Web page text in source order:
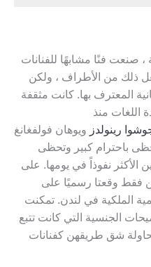
، صنعت فنًا مشابهًا للفنانات
ذلك من الأطراف ، ولكن
المعترف بها. كانت مثقفة
اللغات منذ
رينولدز ويوهان فولفغانغ
باحترام كبير وتحظى
الأكثر نفوذاً في يومها. على
فقط وقعتا رسميًا على
الملكية في لندن. تمكنت
الجنسية التي كانت تتبع
شق طريقهن كفنانات